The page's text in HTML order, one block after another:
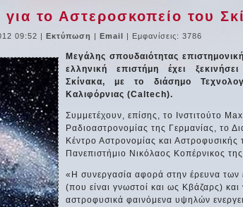
το Αστεροσκοπείο του
09:52 | Εκτύπωση | Email | Εμφανίσεις: 3786
Μεγάλης σπουδαιότητας
ελληνική επιστήμη έχει
Σκίνακα, με το διάσημο
Καλιφόρνιας (Caltech).
Συμμετέχουν, επίσης, το Ινστιτούτο
Ραδιοαστρονομίας της Γερμανίας, το
Κέντρο Αστρονομίας και Αστροφυσικής
Πανεπιστήμιο Νικόλαος Κοπέρνικος
«Η συνεργασία αφορά στην έρευνα των
(που είναι γνωστοί και ως Κβάζαρς) και
αστροφυσικά φαινόμενα υψηλών